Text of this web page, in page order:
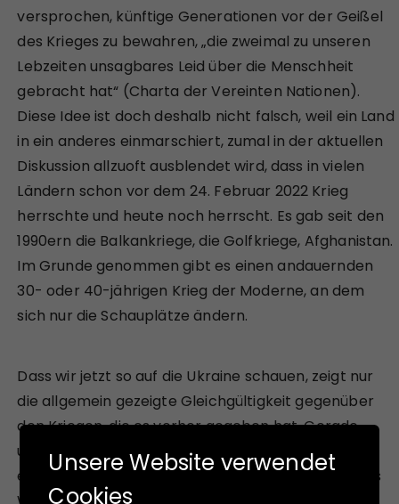
versprochen, künftige Generationen vor der Geißel
des Krieges zu bewahren, „die zweimal zu unseren
Lebzeiten unsagbares Leid über die Menschheit
gebracht hat“ (Charta der Vereinten Nationen).
Diese Idee ist doch deshalb nicht falsch, weil ein Land
in ein anderes einmarschiert, zumal in der aktuellen
Diskussion allzuoft ausblendet wird, dass in vielen
Ländern schon vor dem 24. Februar 2022 Krieg
herrschte und heute noch herrscht. Es gab seit den
1990ern die Balkankriege, die Golfkriege, Afghanistan.
Im Grunde genommen gibt es einen andauernden
30- oder 40-jährigen Krieg der Moderne, an dem
sich nur die Schauplätze ändern.
Dass wir jetzt so auf die Ukraine schauen, zeigt nur
die allgemein gezeigte Gleichgültigkeit gegenüber
den Kriegen, die es vorher gegeben hat. Gerade
unter diesem Aspekt bröckelt der hehre Anspruch
einer von Putin angegriffenen Friedensordnung des
Unsere Website verwendet
Cookies